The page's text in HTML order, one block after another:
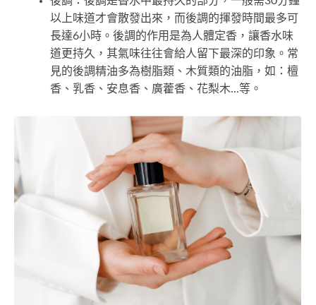
以上味道才會散發出來，而後調的揮發時間最多可
長達6小時。後調的作用是為人體定香，讓香水味
道更持久，其氣味往往會給人留下最深的印象。常
見的後調精油多為樹脂類、木質類的油脂，如：檀
香、乳香、安息香、廣藿香、花梨木...等。